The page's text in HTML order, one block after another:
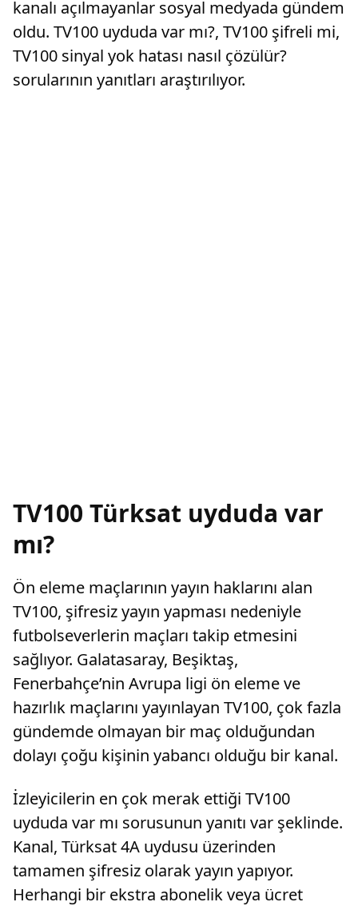
kanalı açılmayanlar sosyal medyada gündem
oldu. TV100 uyduda var mı?, TV100 şifreli mi,
TV100 sinyal yok hatası nasıl çözülür?
sorularının yanıtları araştırılıyor.
TV100 Türksat uyduda var
mı?
Ön eleme maçlarının yayın haklarını alan
TV100, şifresiz yayın yapması nedeniyle
futbolseverlerin maçları takip etmesini
sağlıyor. Galatasaray, Beşiktaş,
Fenerbahçe’nin Avrupa ligi ön eleme ve
hazırlık maçlarını yayınlayan TV100, çok fazla
gündemde olmayan bir maç olduğundan
dolayı çoğu kişinin yabancı olduğu bir kanal.
İzleyicilerin en çok merak ettiği TV100
uyduda var mı sorusunun yanıtı var şeklinde.
Kanal, Türksat 4A uydusu üzerinden
tamamen şifresiz olarak yayın yapıyor.
Herhangi bir ekstra abonelik veya ücret